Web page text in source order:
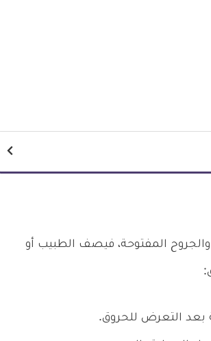
المفتوحة، فيصف الطبيب أو
بعد التعرض للحروق.